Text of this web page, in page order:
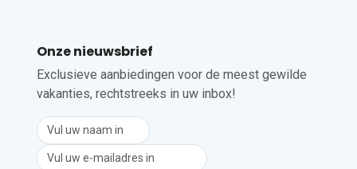
accommodatie niet toegestaan.
Onze nieuwsbrief
Exclusieve aanbiedingen voor de meest gewilde
vakanties, rechtstreeks in uw inbox!